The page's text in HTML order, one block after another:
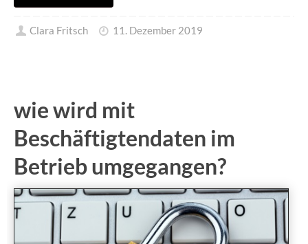
Clara Fritsch 11. Dezember 2019
wie wird mit
Beschäftigtendaten im
Betrieb umgegangen?